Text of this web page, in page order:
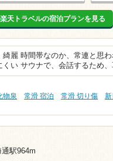
楽天トラベルの宿泊プランを見る
麗 時間帯なのか、常連と思
くい サウナで、会話するため
物泉 常滑 宿泊 常滑 切り傷 新
通駅964m